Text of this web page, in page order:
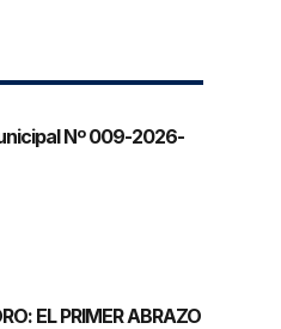
Nº 009-2026-
EL PRIMER ABRAZO